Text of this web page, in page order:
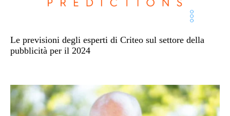
Le previsioni degli esperti di Criteo sul settore della
pubblicità per il 2024